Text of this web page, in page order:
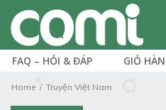
FAQ – HỎI & ĐÁP GIỎ
Home Truyện Việt Nam